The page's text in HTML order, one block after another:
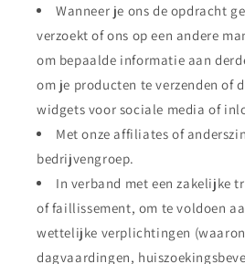
Wanneer je ons de opdracht
verzoekt of ons op een andere
om bepaalde informatie aan
om je producten te verzenden of
widgets voor sociale media of
Met onze affiliates of
bedrijvengroep.
In verband met een zakelijke
of faillissement, om te voldoen
wettelijke verplichtingen
dagvaardingen,